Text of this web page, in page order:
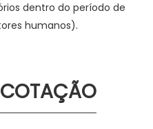
dentro do período de
humanos).